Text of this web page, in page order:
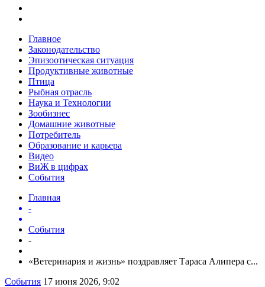
Главное
Законодательство
Эпизоотическая ситуация
Продуктивные животные
Птица
Рыбная отрасль
Наука и Технологии
Зообизнес
Домашние животные
Потребитель
Образование и карьера
Видео
ВиЖ в цифрах
События
Главная
-
События
-
«Ветеринария и жизнь» поздравляет Тараса Алипера с...
События 17 июня 2026, 9:02